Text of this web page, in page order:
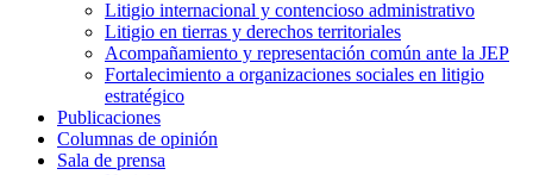
Litigio internacional y contencioso administrativo
Litigio en tierras y derechos territoriales
Acompañamiento y representación común ante la JEP
Fortalecimiento a organizaciones sociales en litigio
estratégico
Publicaciones
Columnas de opinión
Sala de prensa